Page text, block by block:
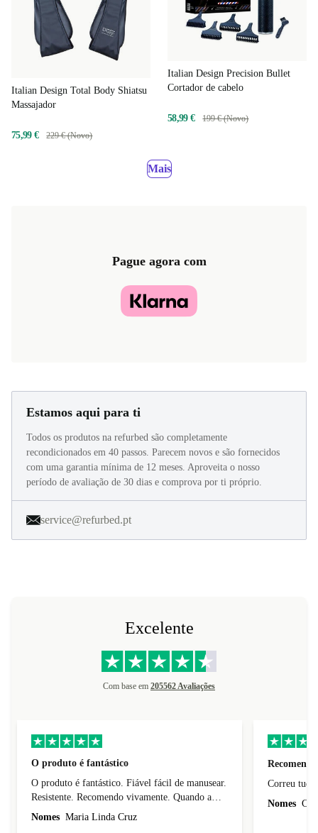
Italian Design Total Body Shiatsu
Massajador
75,99 € 229 € (Novo)
Italian Design Precision Bullet
Cortador de cabelo
58,99 € 199 € (Novo)
Mais
Pague agora com
Estamos aqui para ti
Todos os produtos na refurbed são completamente
recondicionados em 40 passos. Parecem novos e são fornecidos
com uma garantia mínima de 12 meses. Aproveita o nosso
período de avaliação de 30 dias e comprova por ti próprio.
service@refurbed.pt
Excelente
Com base em 205562 Avaliações
O produto é fantástico
O produto é fantástico. Fiável fácil de manusear.
Resistente. Recomendo vivamente. Quando a
vida útil deste telemóvel esgotar vou comprar
Nomes Maria Linda Cruz
Recomendo
Nomes